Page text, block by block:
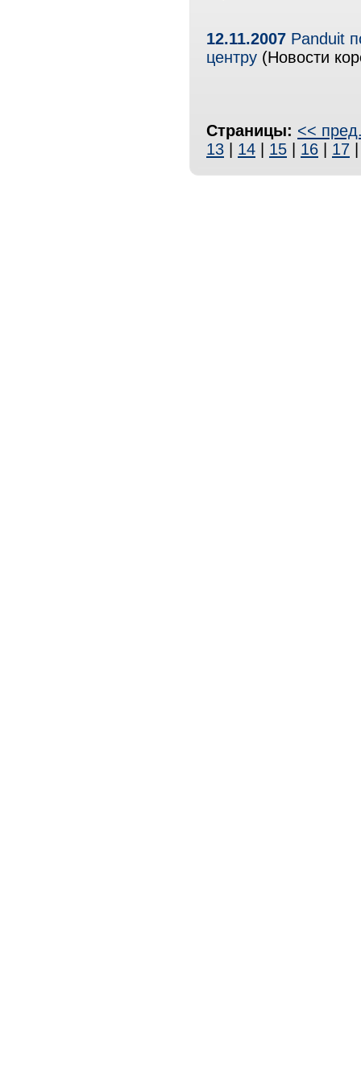
12.11.2007 Panduit
центру (Новости
Страницы: <<
13
14 15 16 17